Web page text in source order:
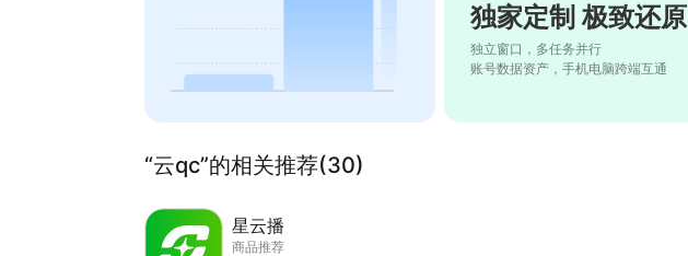
独家定制 极致还原
独立窗口，多任务并行
账号数据资产，手机电脑跨端互通
“云qc”的相关推荐(30)
星云播
商品推荐